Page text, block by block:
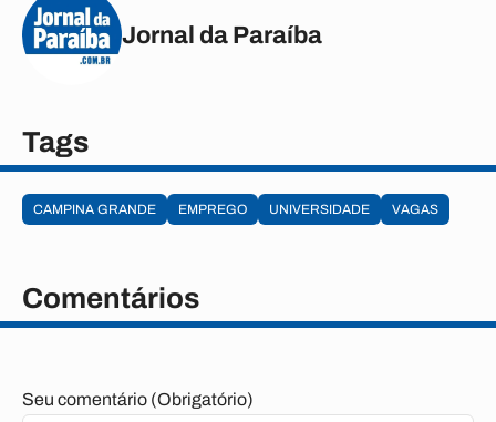
Jornal da Paraíba
Tags
CAMPINA GRANDE EMPREGO UNIVERSIDADE VAGAS
Comentários
Seu comentário (Obrigatório)